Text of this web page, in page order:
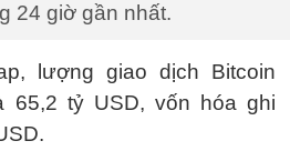
24 giờ gần nhất.
lượng giao dịch Bitcoin
65,2 tỷ USD, vốn hóa ghi